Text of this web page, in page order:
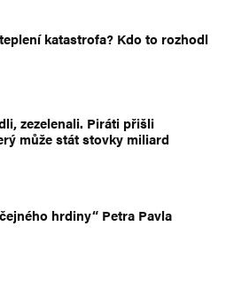
katastrofa? Kdo to rozhodl
zezelenali. Piráti přišli
může stát stovky miliard
hrdiny“ Petra Pavla